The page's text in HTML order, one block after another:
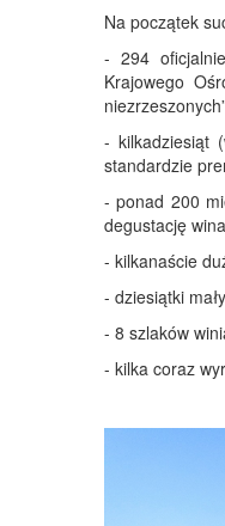
Na początek
- 294
Krajowego
- kilkadziesiąt
standardzie
- ponad 200
degustację wina
- kilkanaście
- dziesiątki
- 8 szlaków
- kilka coraz